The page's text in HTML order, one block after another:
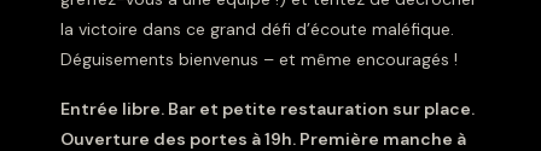
la victoire dans ce grand défi d’écoute maléfique.
Déguisements bienvenus – et même encouragés !
Entrée libre. Bar et petite restauration sur place.
Ouverture des portes à 19h. Première manche à